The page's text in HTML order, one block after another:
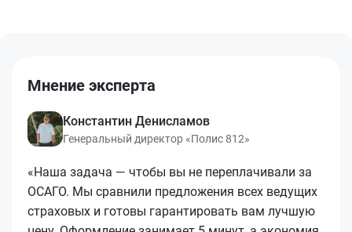
Мнение эксперта
Константин Денисламов
Генеральный директор «Полис 812»
«Наша задача — чтобы вы не переплачивали за
ОСАГО. Мы сравнили предложения всех ведущих
страховых и готовы гарантировать вам лучшую